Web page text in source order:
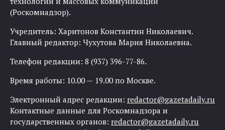
(Роскомнадзор).
Учредитель: Харитонов Константин Николаевич.
Главный редактор: Чухутова Мария Николаевна.
Телефон редакции: 8 (937) 396-77-86.
Время работы: 10.00 — 19.00 по Москве.
Электронный адрес редакции: redactor@gazetadaily.ru
Контактные данные для Роскомнадзора и
государственных органов: redactor@gazetadaily.ru